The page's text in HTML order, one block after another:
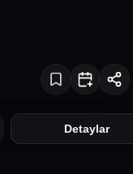
Detaylar